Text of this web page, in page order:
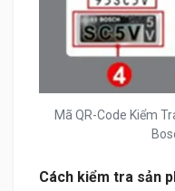
Mã QR-Code Kiểm
Cách kiểm tra sản